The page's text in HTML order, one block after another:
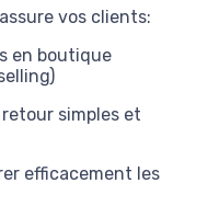
vos clients:
en boutique
simples et
efficacement les